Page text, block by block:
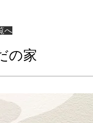
へ
の家